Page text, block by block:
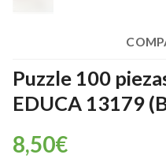
Puzzle 100
EDUCA 13179
8,50€